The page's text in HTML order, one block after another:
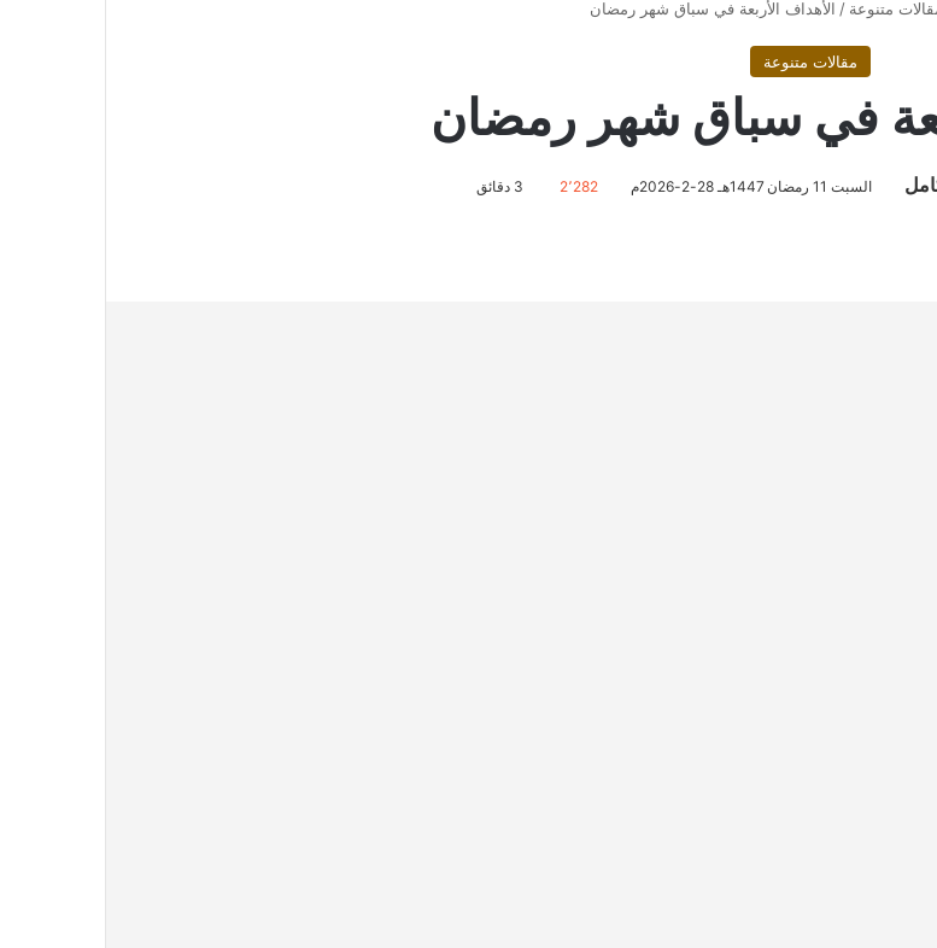
متنوعة / الأهداف الأربعة في سباق شهر رمضان
مقالات متنوعة
في سباق شهر رمضان
السبت 11 رمضان 1447هـ 28-2-2026م 2٬282